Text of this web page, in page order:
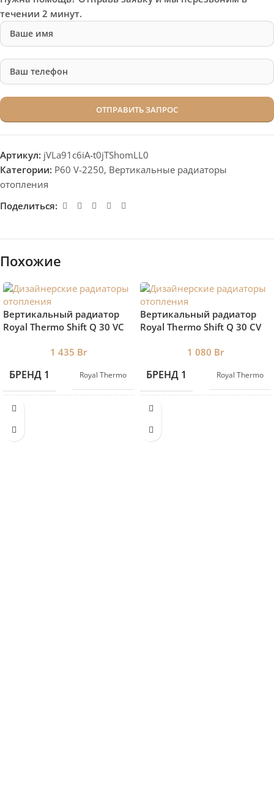
течении 2 минут.
Артикул: jVLa91c6iA-t0jTShomLL0
Категории: P60 V-2250, Вертикальные радиаторы
отопления
Поделиться:
Похожие
Вертикальный радиатор
Royal Thermo Shift Q 30 VС
подключение
1 435 Br
БРЕНД 1 Royal Thermo
Вертикальный радиатор
Royal Thermo Shift Q 30 CV
подключение
1 080 Br
БРЕНД 1 Royal Thermo